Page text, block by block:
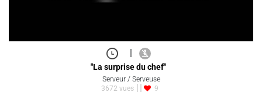
"La surprise du chef"
Serveur / Serveuse
3672 vues
9